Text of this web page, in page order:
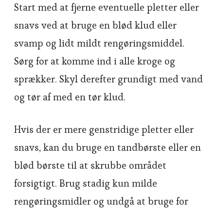
Start med at fjerne eventuelle pletter eller
snavs ved at bruge en blød klud eller
svamp og lidt mildt rengøringsmiddel.
Sørg for at komme ind i alle kroge og
sprækker. Skyl derefter grundigt med vand
og tør af med en tør klud.
Hvis der er mere genstridige pletter eller
snavs, kan du bruge en tandbørste eller en
blød børste til at skrubbe området
forsigtigt. Brug stadig kun milde
rengøringsmidler og undgå at bruge for